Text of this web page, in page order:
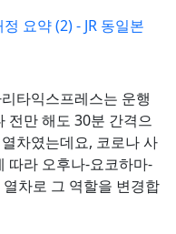
요약 (2) - JR 동일본
타익스프레스는 운행
전만 해도 30분 간격으
차였는데요, 코로나 사
따라 오후나-요코하마-
차로 그 역할을 변경합